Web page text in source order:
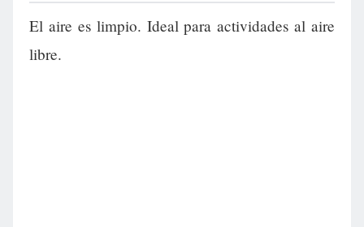
El aire es limpio. Ideal para actividades al aire
libre.